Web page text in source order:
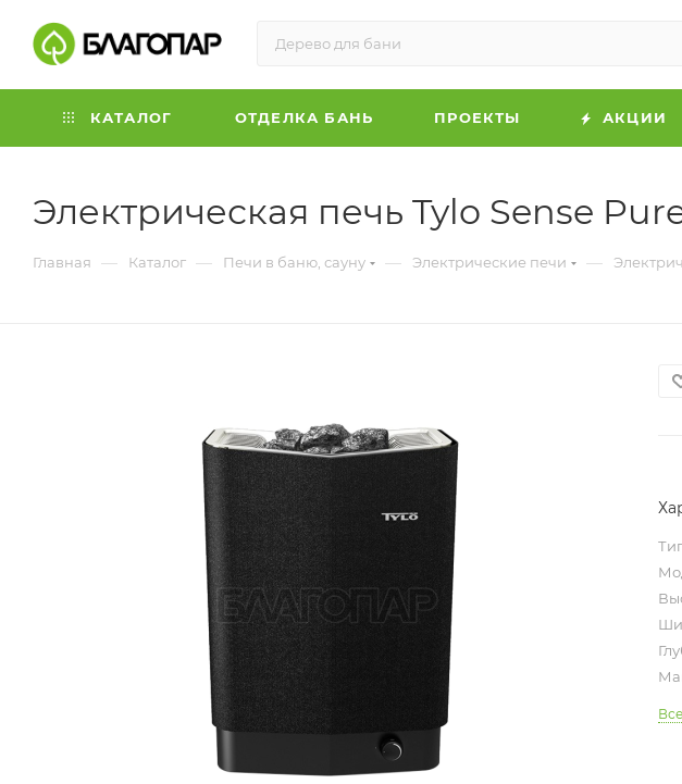
КАТАЛОГ ОТДЕЛКА БАНЬ ПРОЕКТЫ АКЦИИ
Электрическая печь Tylo Sense
Главная — Каталог — Печи в баню, сауну — Электрические печи —